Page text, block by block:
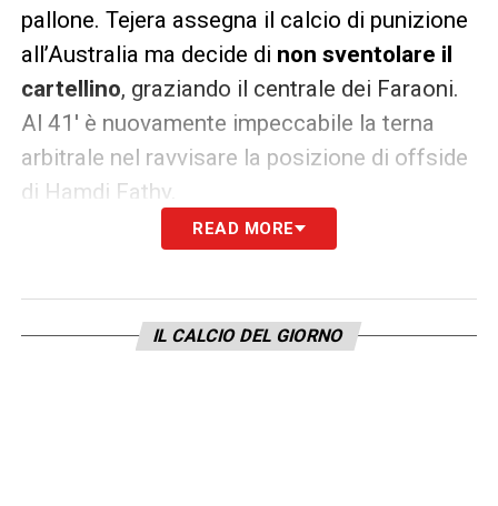
pallone. Tejera assegna il calcio di punizione
all’Australia ma decide di non sventolare il
cartellino, graziando il centrale dei Faraoni.
Al 41′ è nuovamente impeccabile la terna
arbitrale nel ravvisare la posizione di offside
di Hamdi Fathy.
Secondo tempo: graziato ancora
La ripresa si apre con lo stesso metro di
READ MORE
IL CALCIO DEL GIORNO